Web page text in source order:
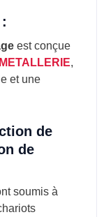
est conçue
,
et une
de
de
soumis à